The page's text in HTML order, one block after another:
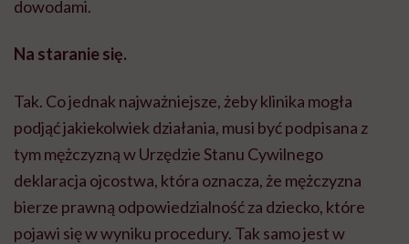
dowodami.
Na staranie się.
Tak. Co jednak najważniejsze, żeby klinika mogła
podjąć jakiekolwiek działania, musi być podpisana z
tym mężczyzną w Urzędzie Stanu Cywilnego
deklaracja ojcostwa, która oznacza, że mężczyzna
bierze prawną odpowiedzialność za dziecko, które
pojawi się w wyniku procedury. Tak samo jest w